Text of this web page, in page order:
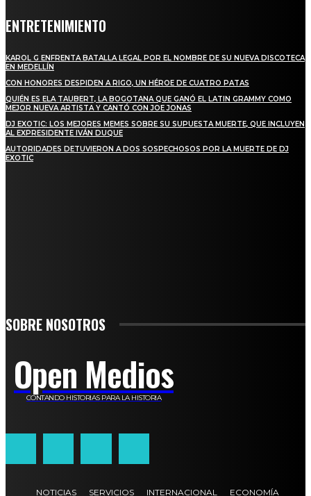
ENTRETENIMIENTO
KAROL G ENFRENTA BATALLA LEGAL POR EL NOMBRE DE SU NUEVA DISCOTECA
EN MEDELLÍN
CON HONORES DESPIDEN A RIGO, UN HÉROE DE CUATRO PATAS
QUIÉN ES ELA TAUBERT, LA BOGOTANA QUE GANÓ EL LATIN GRAMMY COMO
MEJOR NUEVA ARTISTA Y CANTÓ CON JOE JONAS
DJ EXOTIC: LOS MEJORES MEMES SOBRE SU SUPUESTA MUERTE, QUE INCLUYEN
AL EXPRESIDENTE IVÁN DUQUE
AUTORIDADES DETUVIERON A DOS SOSPECHOSOS POR LA MUERTE DE DJ
EXOTIC
SOBRE NOSOTROS
Open Medios
CONTANDO HISTORIAS PARA LA HISTORIA
NOTICIAS SERVICIOS INTERNACIONAL ECONOMÍA